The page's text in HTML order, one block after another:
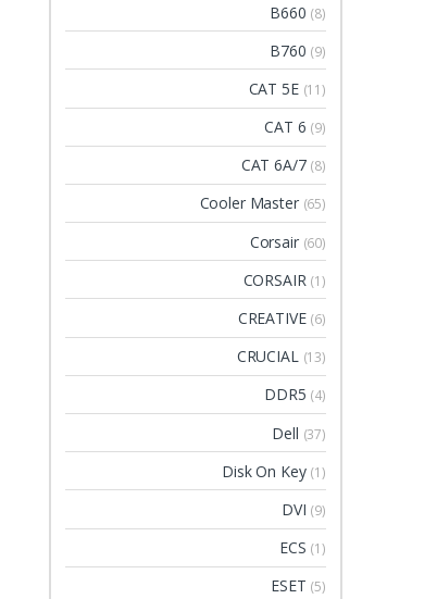
B660 (8)
B760 (9)
CAT 5E (11)
CAT 6 (9)
CAT 6A/7 (8)
Cooler Master (65)
Corsair (60)
CORSAIR (1)
CREATIVE (6)
CRUCIAL (13)
DDR5 (4)
Dell (37)
Disk On Key (1)
DVI (9)
ECS (1)
ESET (5)